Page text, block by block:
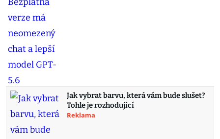
Jak vybrat barvu, která vám bude slušet?
Tohle je rozhodující
Reklama